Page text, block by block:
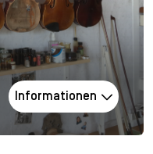
Informationen